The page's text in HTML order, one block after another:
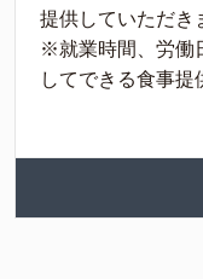
提供していただき
※就業時間、労働
してできる食事